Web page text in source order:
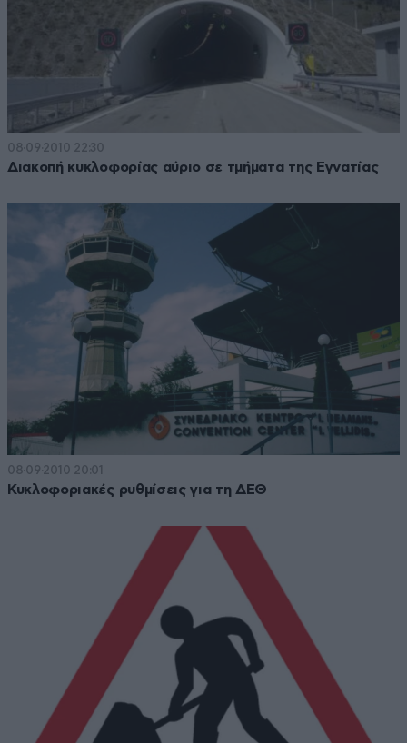
08·09·2010 22:30
Διακοπή κυκλοφορίας αύριο σε τμήματα της Εγνατίας
08·09·2010 20:01
Κυκλοφοριακές ρυθμίσεις για τη ΔΕΘ